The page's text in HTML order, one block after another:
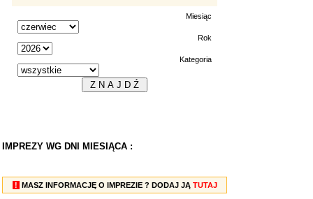
Miesiąc
Rok
Kategoria
IMPREZY WG DNI MIESIĄCA :
! MASZ INFORMACJĘ O IMPREZIE ? DODAJ JĄ TUTAJ